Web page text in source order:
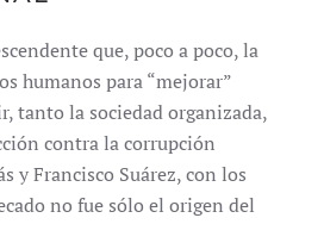
que, poco a poco, la
humanos para “mejorar”
tanto la sociedad organizada,
contra la corrupción
y Francisco Suárez, con los
no fue sólo el origen del